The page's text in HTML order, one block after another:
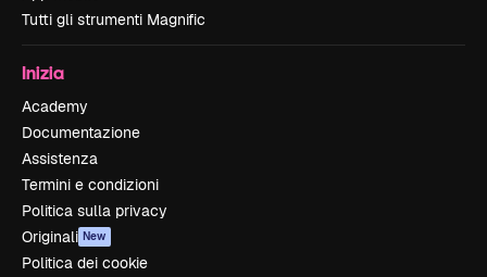
Tutti gli strumenti Magnific
Inizia
Academy
Documentazione
Assistenza
Termini e condizioni
Politica sulla privacy
Originali New
Politica dei cookie